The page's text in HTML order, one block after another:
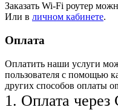
Заказать Wi-Fi роутер
Или в личном кабинете.
Оплата
Оплатить наши услуги
пользователя с помощью
других способов оплаты
1. Оплата